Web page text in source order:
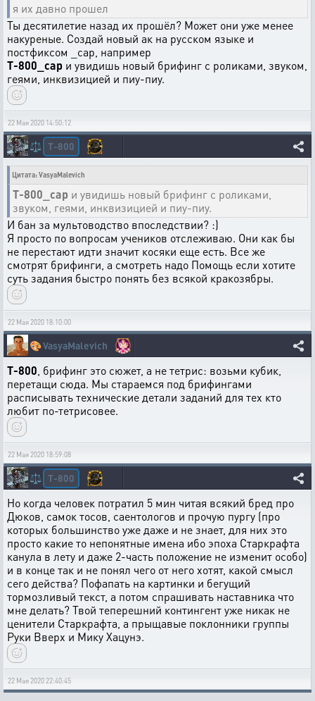
я их давно прошел
Ты десятилетие назад их прошёл? Может они уже менее
накуреные. Создай новый ак на русском языке и
постфиксом _cap, например
T-800_cap и увидишь новый брифинг с роликами, звуком,
геями, инквизицией и пиу-пиу.
22 Мая 2020 14:50:12
⚖️ T-800
Цитата: VasyaMalevich
T-800_cap и увидишь новый брифинг с роликами,
звуком, геями, инквизицией и пиу-пиу.
И бан за мультоводство впоследствии? :)
Я просто по вопросам учеников отслеживаю. Они как бы
не перестают идти значит косяки еще есть. Все же
смотрят брифинги, а смотреть надо Помощь если хотите
суть задания быстро понять без всякой кракозябры.
22 Мая 2020 18:10:00
🎨VasyaMalevich
T-800 , брифинг это сюжет, а не тетрис: возьми кубик,
перетащи сюда. Мы стараемся под брифингами
расписывать технические детали заданий для тех кто
любит по-тетрисовее.
22 Мая 2020 18:59:08
⚖️ T-800
Но когда человек потратил 5 мин читая всякий бред про
Дюков, самок тосов, саентологов и прочую пургу (про
которых большинство уже даже и не знает, для них это
просто какие то непонятные имена ибо эпоха Старкрафта
канула в лету и даже 2-часть положение не изменит особо)
и в конце так и не понял чего от него хотят, какой смысл
сего действа? Пофапать на картинки и бегущий
тормозливый текст, а потом спрашивать наставника что
мне делать? Твой теперешний контингент уже никак не
ценители Старкрафта, а прыщавые поклонники группы
Руки Вверх и Мику Хацунэ.
22 Мая 2020 22:40:45